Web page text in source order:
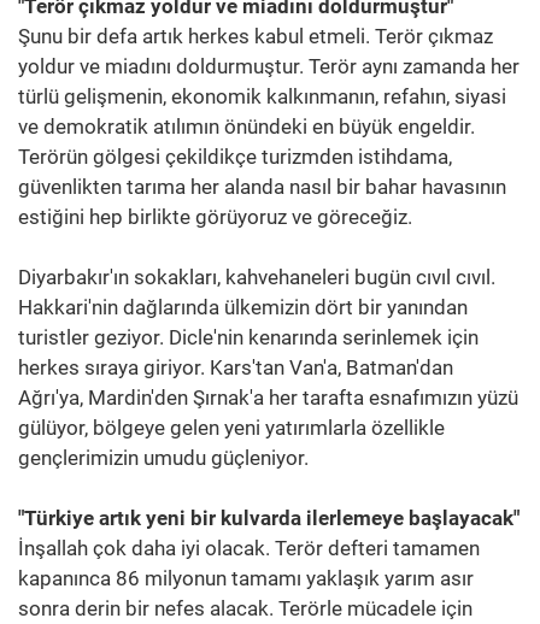
"Terör çıkmaz yoldur ve miadını doldurmuştur"
Şunu bir defa artık herkes kabul etmeli. Terör çıkmaz
yoldur ve miadını doldurmuştur. Terör aynı zamanda her
türlü gelişmenin, ekonomik kalkınmanın, refahın, siyasi
ve demokratik atılımın önündeki en büyük engeldir.
Terörün gölgesi çekildikçe turizmden istihdama,
güvenlikten tarıma her alanda nasıl bir bahar havasının
estiğini hep birlikte görüyoruz ve göreceğiz.
Diyarbakır'ın sokakları, kahvehaneleri bugün cıvıl cıvıl.
Hakkari'nin dağlarında ülkemizin dört bir yanından
turistler geziyor. Dicle'nin kenarında serinlemek için
herkes sıraya giriyor. Kars'tan Van'a, Batman'dan
Ağrı'ya, Mardin'den Şırnak'a her tarafta esnafımızın yüzü
gülüyor, bölgeye gelen yeni yatırımlarla özellikle
gençlerimizin umudu güçleniyor.
"Türkiye artık yeni bir kulvarda ilerlemeye başlayacak"
İnşallah çok daha iyi olacak. Terör defteri tamamen
kapanınca 86 milyonun tamamı yaklaşık yarım asır
sonra derin bir nefes alacak. Terörle mücadele için